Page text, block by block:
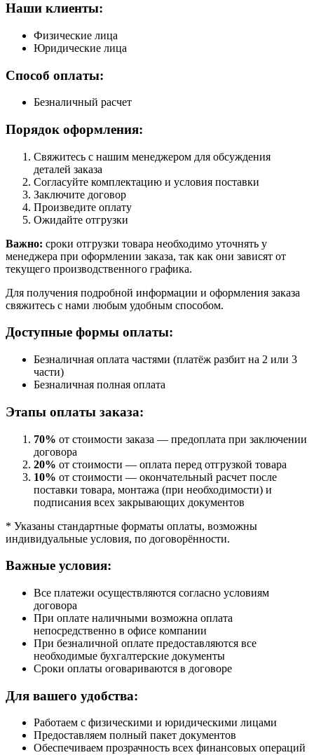
Наши клиенты:
Физические лица
Юридические лица
Способ оплаты:
Безналичный расчет
Порядок оформления:
Свяжитесь с нашим менеджером для обсуждения
деталей заказа
Согласуйте комплектацию и условия поставки
Заключите договор
Произведите оплату
Ожидайте отгрузки
Важно: сроки отгрузки товара необходимо уточнять у
менеджера при оформлении заказа, так как они зависят от
текущего производственного графика.
Для получения подробной информации и оформления заказа
свяжитесь с нами любым удобным способом.
Доступные формы оплаты:
Безналичная оплата частями (платёж разбит на 2 или 3
части)
Безналичная полная оплата
Этапы оплаты заказа:
70% от стоимости заказа — предоплата при заключении
договора
20% от стоимости — оплата перед отгрузкой товара
10% от стоимости — окончательный расчет после
поставки товара, монтажа (при необходимости) и
подписания всех закрывающих документов
* Указаны стандартные форматы оплаты, возможны
индивидуальные условия, по договорённости.
Важные условия:
Все платежи осуществляются согласно условиям
договора
При оплате наличными возможна оплата
непосредственно в офисе компании
При безналичной оплате предоставляются все
необходимые бухгалтерские документы
Сроки оплаты оговариваются в договоре
Для вашего удобства:
Работаем с физическими и юридическими лицами
Предоставляем полный пакет документов
Обеспечиваем прозрачность всех финансовых операций